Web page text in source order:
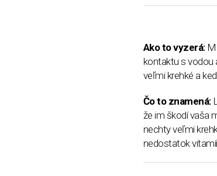
Ako to vyzerá:
kontaktu s vodou
veľmi krehké a
Čo to znamená:
že im škodí vaša
nechty veľmi
nedostatok